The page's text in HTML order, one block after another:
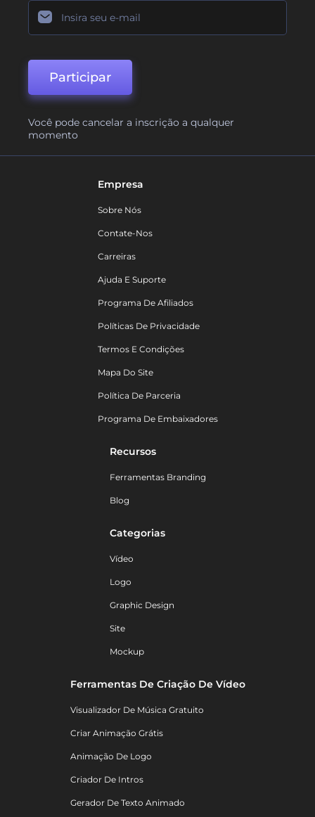
Participar
Você pode cancelar a inscrição a qualquer
momento
Empresa
Sobre Nós
Contate-Nos
Carreiras
Ajuda E Suporte
Programa De Afiliados
Políticas De Privacidade
Termos E Condições
Mapa Do Site
Política De Parceria
Programa De Embaixadores
Recursos
Ferramentas Branding
Blog
Categorias
Vídeo
Logo
Graphic Design
Site
Mockup
Ferramentas De Criação De Vídeo
Visualizador De Música Gratuito
Criar Animação Grátis
Animação De Logo
Criador De Intros
Gerador De Texto Animado